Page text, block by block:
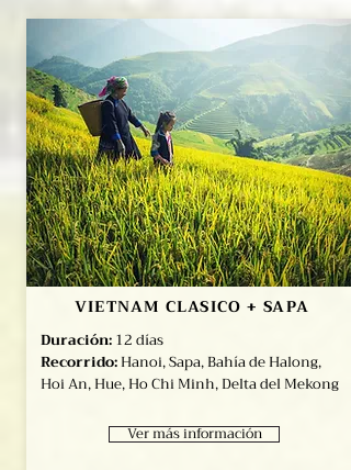
VIETNAM CLASICO + SAPA
Duración:12 días
Recorrido:Hanoi, Sapa, Bahía de Halong,
Hoi An, Hue, Ho Chi Minh, Delta del Mekong
Ver más información